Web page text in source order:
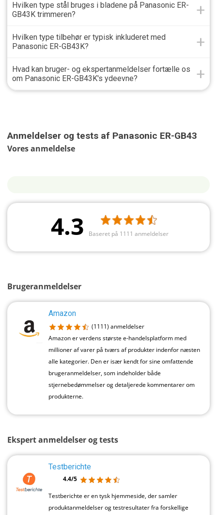
Hvilken type stål bruges i bladene på Panasonic ER-
GB43K trimmeren?
Hvilken type tilbehør er typisk inkluderet med
Panasonic ER-GB43K?
Hvad kan bruger- og ekspertanmeldelser fortælle os
om Panasonic ER-GB43K's ydeevne?
Anmeldelser og tests af Panasonic ER-GB43
Vores anmeldelse
4.3 Baseret på 1111 anmeldelser
Brugeranmeldelser
Amazon
(1111) anmeldelser
Amazon er verdens største e-handelsplatform med
millioner af varer på tværs af produkter indenfor næsten
alle kategorier. Den er især kendt for sine omfattende
brugeranmeldelser, som indeholder både
stjernebedømmelser og detaljerede kommentarer om
produkterne.
Ekspert anmeldelser og tests
Testberichte
4.4/5
Testberichte er en tysk hjemmeside, der samler
produktanmeldelser og testresultater fra forskellige